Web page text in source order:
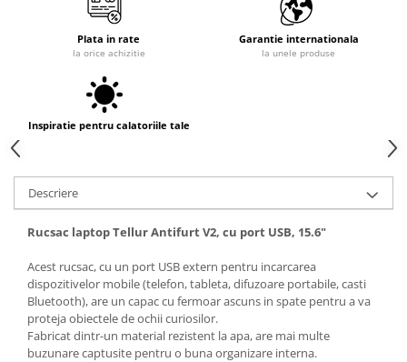
Plata in rate
la orice achizitie
Garantie internationala
la unele produse
Inspiratie pentru calatoriile tale
Descriere
Rucsac laptop Tellur Antifurt V2, cu port USB, 15.6"
Acest rucsac, cu un port USB extern pentru incarcarea
dispozitivelor mobile (telefon, tableta, difuzoare portabile, casti
Bluetooth), are un capac cu fermoar ascuns in spate pentru a va
proteja obiectele de ochii curiosilor.
Fabricat dintr-un material rezistent la apa, are mai multe
buzunare captusite pentru o buna organizare interna.